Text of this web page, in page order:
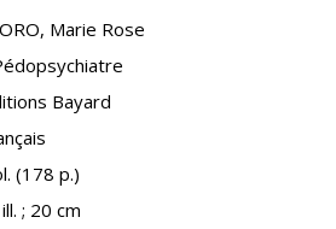
Marie Rose
Bayard
(178 p.)
; 20 cm